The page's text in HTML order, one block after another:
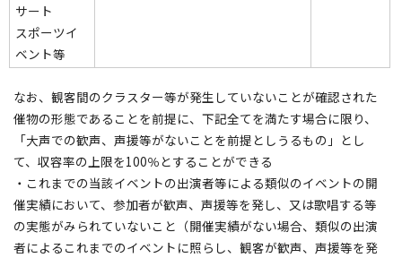
サート
スポーツイ
ベント等
なお、観客間のクラスター等が発生していないことが確認された
催物の形態であることを前提に、下記全てを満たす場合に限り、
「大声での歓声、声援等がないことを前提としうるもの」とし
て、収容率の上限を100％とすることができる
・これまでの当該イベントの出演者等による類似のイベントの開
催実績において、参加者が歓声、声援等を発し、又は歌唱する等
の実態がみられていないこと（開催実績がない場合、類似の出演
者によるこれまでのイベントに照らし、観客が歓声、声援等を発